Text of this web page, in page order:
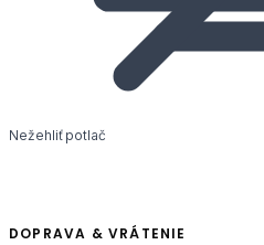
Nežehliť potlač
DOPRAVA & VRÁTENIE